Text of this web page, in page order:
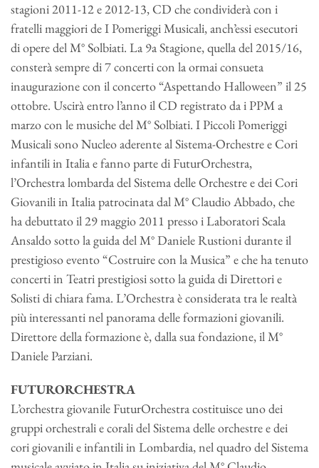
stagioni 2011-12 e 2012-13, CD che condividerà con i
fratelli maggiori de I Pomeriggi Musicali, anch’essi esecutori
di opere del M° Solbiati. La 9a Stagione, quella del 2015/16,
consterà sempre di 7 concerti con la ormai consueta
inaugurazione con il concerto “Aspettando Halloween” il 25
ottobre. Uscirà entro l’anno il CD registrato da i PPM a
marzo con le musiche del M° Solbiati. I Piccoli Pomeriggi
Musicali sono Nucleo aderente al Sistema-Orchestre e Cori
infantili in Italia e fanno parte di FuturOrchestra,
l’Orchestra lombarda del Sistema delle Orchestre e dei Cori
Giovanili in Italia patrocinata dal M° Claudio Abbado, che
ha debuttato il 29 maggio 2011 presso i Laboratori Scala
Ansaldo sotto la guida del M° Daniele Rustioni durante il
prestigioso evento “Costruire con la Musica” e che ha tenuto
concerti in Teatri prestigiosi sotto la guida di Direttori e
Solisti di chiara fama. L’Orchestra è considerata tra le realtà
più interessanti nel panorama delle formazioni giovanili.
Direttore della formazione è, dalla sua fondazione, il M°
Daniele Parziani.
FUTURORCHESTRA
L’orchestra giovanile FuturOrchestra costituisce uno dei
gruppi orchestrali e corali del Sistema delle orchestre e dei
cori giovanili e infantili in Lombardia, nel quadro del Sistema